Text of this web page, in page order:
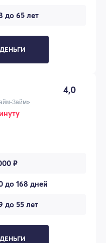
до 65 лет
4,0
Займ»
₽
до 168 дней
до 55 лет